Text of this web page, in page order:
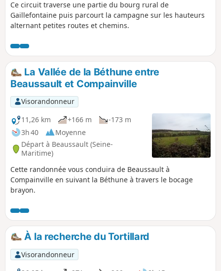
Ce circuit traverse une partie du bourg rural de
Gaillefontaine puis parcourt la campagne sur les hauteurs
alternant petites routes et chemins.
La Vallée de la Béthune entre
Beaussault et Compainville
Visorandonneur
11,26 km
+166 m
-173 m
3h 40
Moyenne
Départ à Beaussault (Seine-
Maritime)
Cette randonnée vous conduira de Beaussault à
Compainville en suivant la Béthune à travers le bocage
brayon.
À la recherche du Tortillard
Visorandonneur